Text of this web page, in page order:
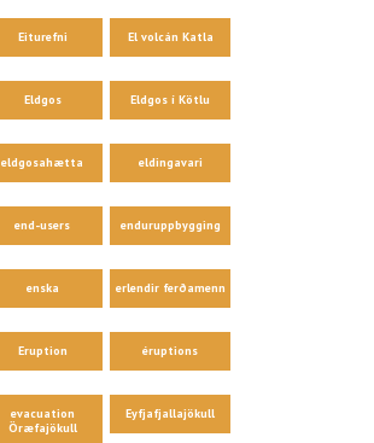
Eiturefni El volcán Katla
Eldgos Eldgos í Kötlu
eldgosahætta eldingavari
end-users enduruppbygging
enska erlendir ferðamenn
Eruption éruptions
evacuation
Öræfajökull
Eyfjafjallajökull